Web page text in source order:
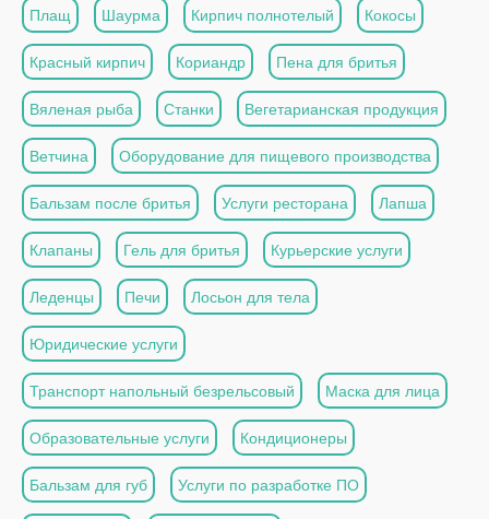
Плащ Шаурма Кирпич полнотелый Кокосы
Красный кирпич Кориандр Пена для бритья
Вяленая рыба Станки Вегетарианская продукция
Ветчина Оборудование для пищевого производства
Бальзам после бритья Услуги ресторана Лапша
Клапаны Гель для бритья Курьерские услуги
Леденцы Печи Лосьон для тела
Юридические услуги
Транспорт напольный безрельсовый Маска для лица
Образовательные услуги Кондиционеры
Бальзам для губ Услуги по разработке ПО